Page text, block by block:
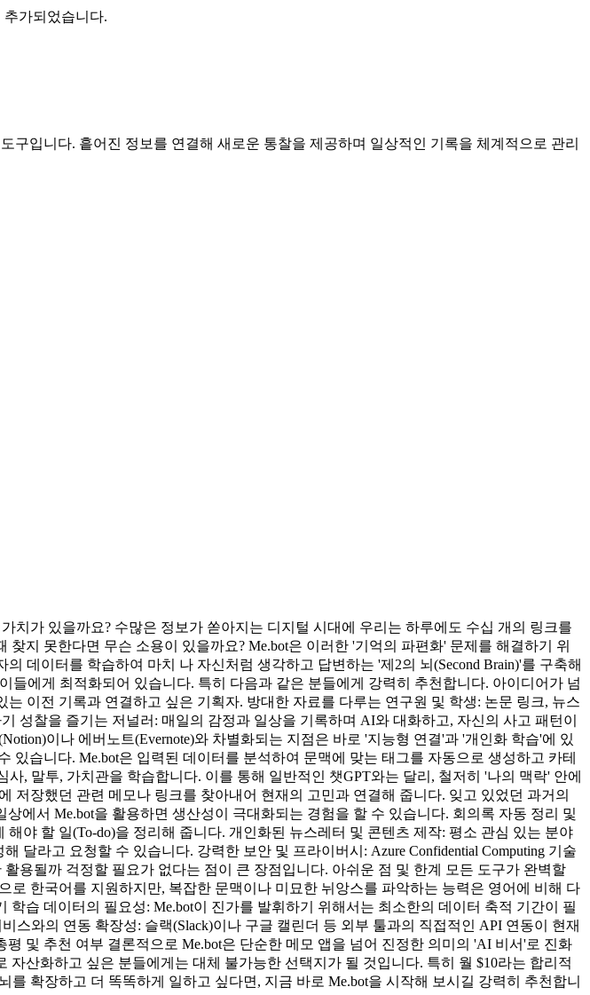
추가되었습니다.
입니다. 흩어진 정보를 연결해 새로운 통찰을 제공하며 일상적인 기록을 체계적으로 관리
가 있을까요? 수많은 정보가 쏟아지는 디지털 시대에 우리는 하루에도 수십 개의 링크를
지 못한다면 무슨 소용이 있을까요? Me.bot은 이러한 '기억의 파편화' 문제를 해결하기 위
데이터를 학습하여 마치 나 자신처럼 생각하고 답변하는 '제2의 뇌(Second Brain)'를 구축해
에게 최적화되어 있습니다. 특히 다음과 같은 분들에게 강력히 추천합니다. 아이디어가 넘
이전 기록과 연결하고 싶은 기획자. 방대한 자료를 다루는 연구원 및 학생: 논문 링크, 뉴스
성찰을 즐기는 저널러: 매일의 감정과 일상을 기록하며 AI와 대화하고, 자신의 사고 패턴이
이나 에버노트(Evernote)와 차별화되는 지점은 바로 '지능형 연결'과 '개인화 학습'에 있
습니다. Me.bot은 입력된 데이터를 분석하여 문맥에 맞는 태그를 자동으로 생성하고 카테
, 말투, 가치관을 학습합니다. 이를 통해 일반적인 챗GPT와는 달리, 철저히 '나의 맥락' 안에
저장했던 관련 메모나 링크를 찾아내어 현재의 고민과 연결해 줍니다. 잊고 있었던 과거의
에서 Me.bot을 활용하면 생산성이 극대화되는 경험을 할 수 있습니다. 회의록 자동 정리 및
야 할 일(To-do)을 정리해 줍니다. 개인화된 뉴스레터 및 콘텐츠 제작: 평소 관심 있는 분야
달라고 요청할 수 있습니다. 강력한 보안 및 프라이버시: Azure Confidential Computing 기술
용될까 걱정할 필요가 없다는 점이 큰 장점입니다. 아쉬운 점 및 한계 모든 도구가 완벽할
한국어를 지원하지만, 복잡한 문맥이나 미묘한 뉘앙스를 파악하는 능력은 영어에 비해 다
습 데이터의 필요성: Me.bot이 진가를 발휘하기 위해서는 최소한의 데이터 축적 기간이 필
와의 연동 확장성: 슬랙(Slack)이나 구글 캘린더 등 외부 툴과의 직접적인 API 연동이 현재
및 추천 여부 결론적으로 Me.bot은 단순한 메모 앱을 넘어 진정한 의미의 'AI 비서'로 진화
산화하고 싶은 분들에게는 대체 불가능한 선택지가 될 것입니다. 특히 월 $10라는 합리적
확장하고 더 똑똑하게 일하고 싶다면, 지금 바로 Me.bot을 시작해 보시길 강력히 추천합니